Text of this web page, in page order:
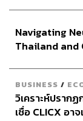
Navigating
Thailand and
BUSINESS /
วิเคราะห์ปราก
เชื่อ CLICX อา